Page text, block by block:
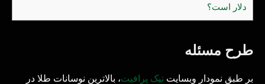
دلار است؟
طرح مسئله
بر طبق نمودار وبسایت تیک پرافیت، بالاترین نوسانات طلا در